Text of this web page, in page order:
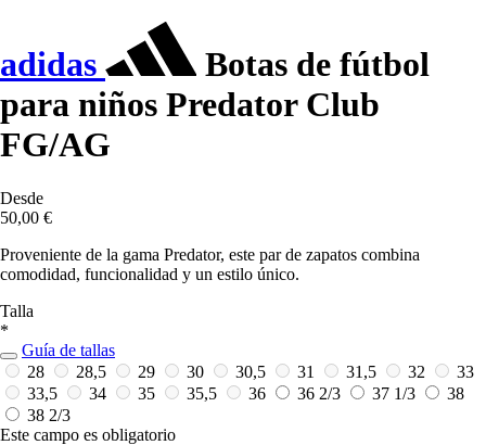
adidas
Botas de fútbol
para niños Predator Club
FG/AG
Desde
50,00 €
Proveniente de la gama Predator, este par de zapatos combina
comodidad, funcionalidad y un estilo único.
Talla
*
Guía de tallas
28
28,5 29 30 30,5 31 31,5 32
33
33,5
34 35 35,5 36 36 2/3 37 1/3
38
38 2/3
Este campo es obligatorio